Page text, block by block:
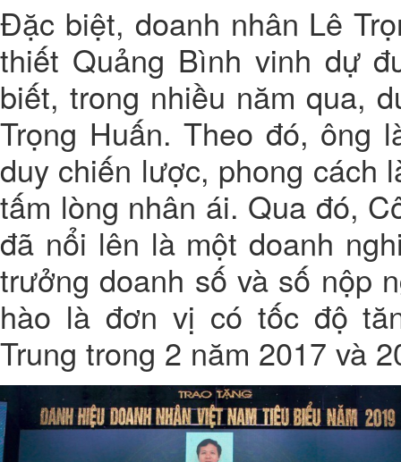
Đặc biệt, doanh nhân Lê
thiết Quảng Bình vinh dự
biết, trong nhiều năm qua,
Trọng Huấn. Theo đó, ông
duy chiến lược, phong cách
tấm lòng nhân ái. Qua đó,
đã nổi lên là một doanh
trưởng doanh số và số nộp
hào là đơn vị có tốc độ
Trung trong 2 năm 2017 và